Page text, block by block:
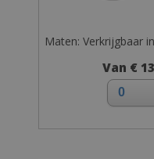
Maten: Verkrijgbaar
Van €